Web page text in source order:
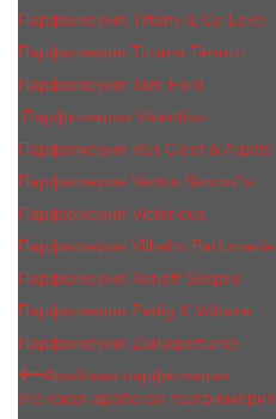
Парфюмерия Tiffany & Co Love
Парфюмерия Tiziana Terenzi
Парфюмерия Tom Ford
Парфюмерия Valentino
Парфюмерия Van Cleef & Arpels
Парфюмерия Vertus Narcos'is
Парфюмерия Victorious
Парфюмерия Vilhelm Parfumerie
Парфюмерия Xerjoff Sospiro
Парфюмерия Zadig & Voltaire
Парфюмерия Zarkoperfume
Арабская парфюмерия
Женская арабская парфюмерия